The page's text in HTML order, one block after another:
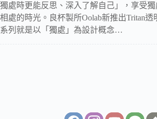
獨處時更能反思、深入了解自己」，享受
相處的時光。良杯製所Oolab新推出Tritan透
系列就是以「獨處」為設計概念…